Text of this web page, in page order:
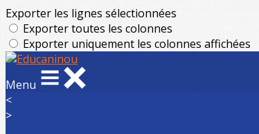
Exporter les lignes sélectionnées
Exporter toutes les colonnes
Exporter uniquement les colonnes affichées
Menu
<
>